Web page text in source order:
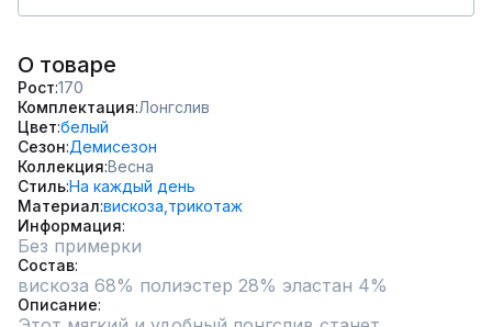
О товаре
Рост 170
Комплектация Лонгслив
Цвет белый
Сезон Демисезон
Коллекция Весна
СтильНа каждый день
Материал вискоза, трикотаж
Информация
Без примерки
Состав
вискоза 68% полиэстер 28% эластан 4%
Описание